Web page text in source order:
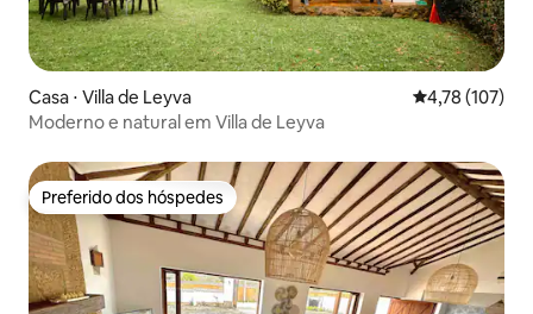
Casa ⋅ Villa de Leyva 4,78 de uma
4,78 (107)
Moderno e natural em Villa de Leyva
Preferido dos hóspedes
Preferido dos hóspedes